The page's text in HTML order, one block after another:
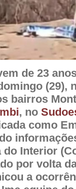
de 23
(29),
bairros
, no
como
do Interior
por volta
a